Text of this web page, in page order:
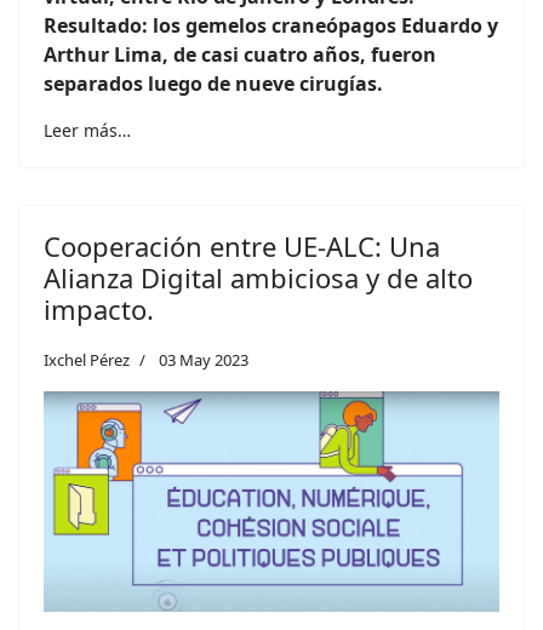
Resultado: los gemelos craneópagos Eduardo y
Arthur Lima, de casi cuatro años, fueron
separados luego de nueve cirugías.
Leer más…
Cooperación entre UE-ALC: Una
Alianza Digital ambiciosa y de alto
impacto.
Ixchel Pérez 03 May 2023